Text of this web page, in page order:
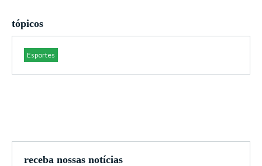
tópicos
Esportes
receba nossas notícias